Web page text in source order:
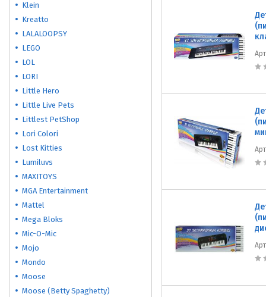
Klein
Kreatto
LALALOOPSY
LEGO
LOL
LORI
Little Hero
Little Live Pets
Littlest PetShop
Lori Colori
Lost Kitties
Lumiluvs
MAXITOYS
MGA Entertainment
Mattel
Mega Bloks
Mic-O-Mic
Mojo
Mondo
Moose
Moose (Betty Spaghetty)